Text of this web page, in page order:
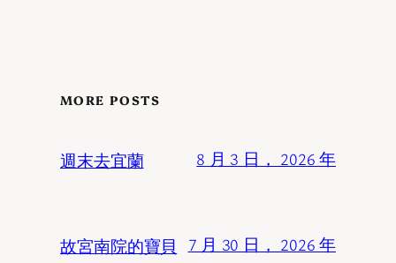
MORE POSTS
週末去宜蘭 8 月 3 日， 2026 年
故宮南院的寶貝 7 月 30 日， 2026 年